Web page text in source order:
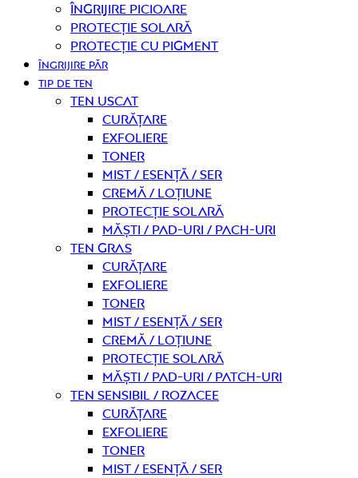
Îngrijire picioare
Protecție solară
Protecție cu pigment
ÎNGRIJIRE PĂR
TIP DE TEN
Ten uscat
curățare
Exfoliere
Toner
Mist / Esență / Ser
Cremă / Loțiune
Protecție solară
Măști / Pad-uri / Pach-uri
Ten gras
curățare
Exfoliere
Toner
Mist / Esență / Ser
Cremă / Loțiune
Protecție solară
Măști / Pad-uri / Patch-uri
Ten sensibil / rozacee
curățare
Exfoliere
Toner
Mist / Esență / Ser